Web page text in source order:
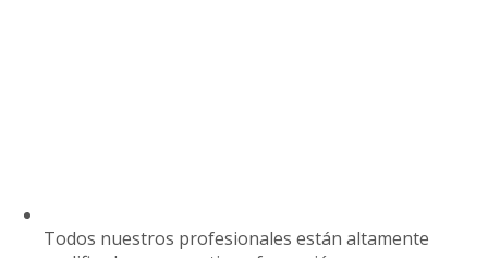
Todos nuestros profesionales están altamente